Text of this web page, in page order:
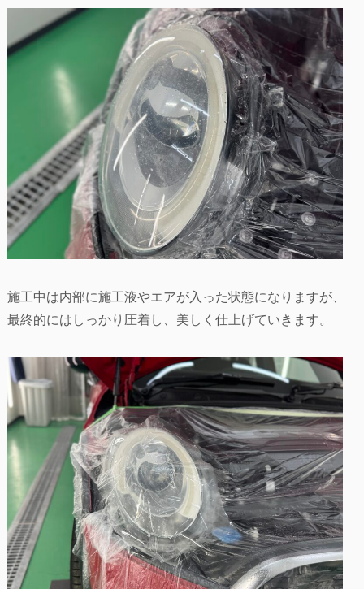
施工中は内部に施工液やエアが入った状態になりますが、
最終的にはしっかり圧着し、美しく仕上げていきます。